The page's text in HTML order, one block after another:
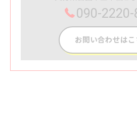
090-
お問い合わせはこ